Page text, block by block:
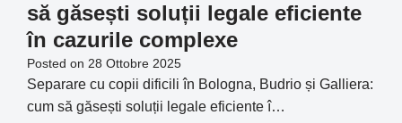
să găsești soluții legale eficiente
în cazurile complexe
Posted on 28 Ottobre 2025
Separare cu copii dificili în Bologna, Budrio și Galliera:
cum să găsești soluții legale eficiente î…